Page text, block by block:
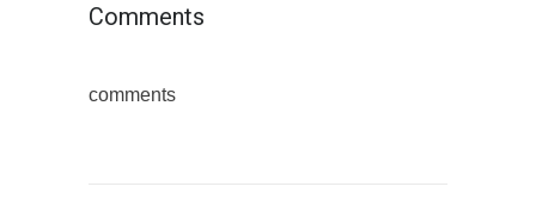
Comments
comments